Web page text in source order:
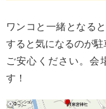
ワンコと一緒となる
すると気になるのが駐
ご安心ください。会
す！